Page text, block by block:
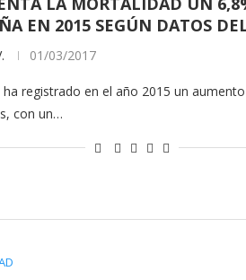
EN 2015 SEGÚN DATOS
01/03/2017
ha registrado en el año 2015 un
con un…